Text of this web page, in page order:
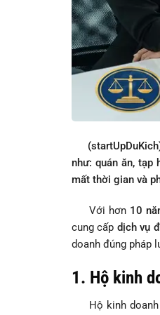
(startUpDuKich)
như: quán ăn, tạp
mất thời gian và
Với hơn 10
cung cấp dịch vụ
doanh đúng pháp
1. Hộ kinh
Hộ kinh doanh